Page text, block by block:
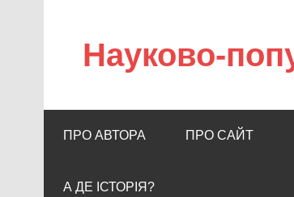
Науково-
ПРО АВТОРА ПРО САЙТ
А ДЕ ІСТОРІЯ?